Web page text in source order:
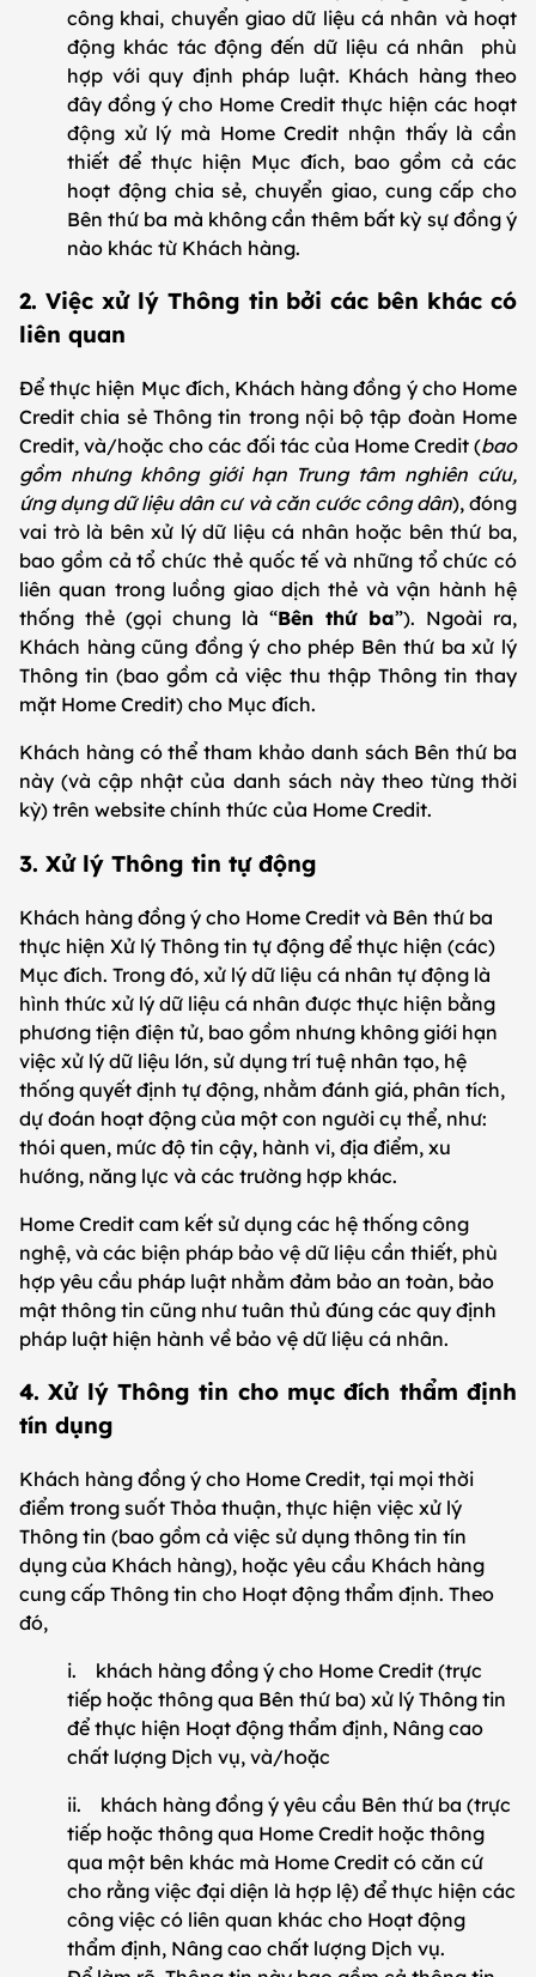
công khai, chuyển giao dữ liệu cá nhân và hoạt
động khác tác động đến dữ liệu cá nhân phù
hợp với quy định pháp luật. Khách hàng theo
đây đồng ý cho Home Credit thực hiện các hoạt
động xử lý mà Home Credit nhận thấy là cần
thiết để thực hiện Mục đích, bao gồm cả các
hoạt động chia sẻ, chuyển giao, cung cấp cho
Bên thứ ba mà không cần thêm bất kỳ sự đồng ý
nào khác từ Khách hàng.
2. Việc xử lý Thông tin bởi các bên khác có
liên quan
Để thực hiện Mục đích, Khách hàng đồng ý cho Home
Credit chia sẻ Thông tin trong nội bộ tập đoàn Home
Credit, và/hoặc cho các đối tác của Home Credit (bao
gồm nhưng không giới hạn Trung tâm nghiên cứu,
ứng dụng dữ liệu dân cư và căn cước công dân), đóng
vai trò là bên xử lý dữ liệu cá nhân hoặc bên thứ ba,
bao gồm cả tổ chức thẻ quốc tế và những tổ chức có
liên quan trong luồng giao dịch thẻ và vận hành hệ
thống thẻ (gọi chung là “Bên thứ ba”). Ngoài ra,
Khách hàng cũng đồng ý cho phép Bên thứ ba xử lý
Thông tin (bao gồm cả việc thu thập Thông tin thay
mặt Home Credit) cho Mục đích.
Khách hàng có thể tham khảo danh sách Bên thứ ba
này (và cập nhật của danh sách này theo từng thời
kỳ) trên website chính thức của Home Credit.
3. Xử lý Thông tin tự động
Khách hàng đồng ý cho Home Credit và Bên thứ ba
thực hiện Xử lý Thông tin tự động để thực hiện (các)
Mục đích. Trong đó, xử lý dữ liệu cá nhân tự động là
hình thức xử lý dữ liệu cá nhân được thực hiện bằng
phương tiện điện tử, bao gồm nhưng không giới hạn
việc xử lý dữ liệu lớn, sử dụng trí tuệ nhân tạo, hệ
thống quyết định tự động, nhằm đánh giá, phân tích,
dự đoán hoạt động của một con người cụ thể, như:
thói quen, mức độ tin cậy, hành vi, địa điểm, xu
hướng, năng lực và các trường hợp khác.
Home Credit cam kết sử dụng các hệ thống công
nghệ, và các biện pháp bảo vệ dữ liệu cần thiết, phù
hợp yêu cầu pháp luật nhằm đảm bảo an toàn, bảo
mật thông tin cũng như tuân thủ đúng các quy định
pháp luật hiện hành về bảo vệ dữ liệu cá nhân.
4. Xử lý Thông tin cho mục đích thẩm định
tín dụng
Khách hàng đồng ý cho Home Credit, tại mọi thời
điểm trong suốt Thỏa thuận, thực hiện việc xử lý
Thông tin (bao gồm cả việc sử dụng thông tin tín
dụng của Khách hàng), hoặc yêu cầu Khách hàng
cung cấp Thông tin cho Hoạt động thẩm định. Theo
đó,
i. khách hàng đồng ý cho Home Credit (trực
tiếp hoặc thông qua Bên thứ ba) xử lý Thông tin
để thực hiện Hoạt động thẩm định, Nâng cao
chất lượng Dịch vụ, và/hoặc
ii. khách hàng đồng ý yêu cầu Bên thứ ba (trực
tiếp hoặc thông qua Home Credit hoặc thông
qua một bên khác mà Home Credit có căn cứ
cho rằng việc đại diện là hợp lệ) để thực hiện các
công việc có liên quan khác cho Hoạt động
thẩm định, Nâng cao chất lượng Dịch vụ.